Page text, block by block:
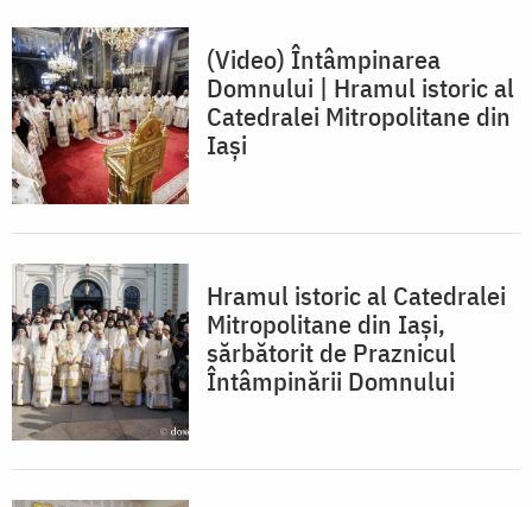
(Video) Întâmpinarea
Domnului | Hramul istoric al
Catedralei Mitropolitane din
Iași
Hramul istoric al Catedralei
Mitropolitane din Iași,
sărbătorit de Praznicul
Întâmpinării Domnului